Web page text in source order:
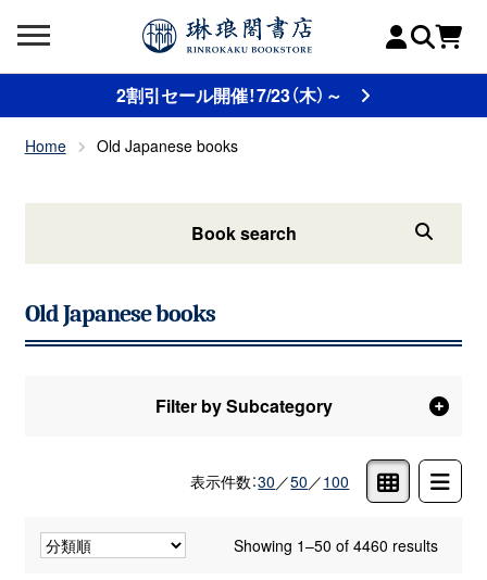
2割引セール開催！7/23（木）～
Home Old Japanese books
Old Japanese books
Filter by Subcategory
表示件数：30 ／50 ／100
Showing 1–50 of 4460 results
Book search